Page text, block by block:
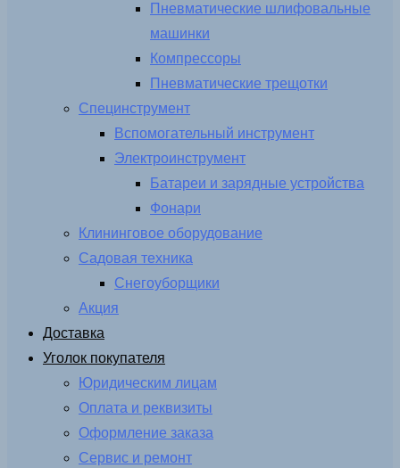
Пневматические шлифовальные
машинки
Компрессоры
Пневматические трещотки
Специнструмент
Вспомогательный инструмент
Электроинструмент
Батареи и зарядные устройства
Фонари
Клининговое оборудование
Садовая техника
Снегоуборщики
Акция
Доставка
Уголок покупателя
Юридическим лицам
Оплата и реквизиты
Оформление заказа
Сервис и ремонт